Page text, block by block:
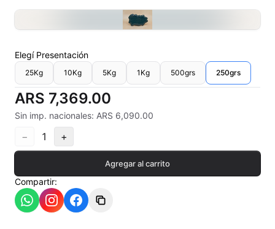
Conos pirometricos Orton
Contramoldes
Crisoles refractarios
Engobes
Esmaltes Artisticos
Elegí Presentación
25Kg 10Kg 5Kg 1Kg 500grs 250grs
ARS 7,369.00
Sin imp. nacionales: ARS 6,090.00
− 1 +
Agregar al carrito
Compartir: